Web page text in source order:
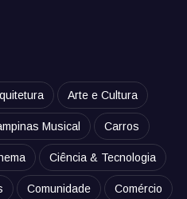
Arte e Cultura
Musical Carros
Ciência & Tecnologia
Comunidade Comércio